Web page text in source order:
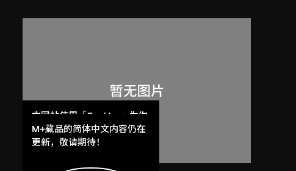
本网站使用「Cookies」为你
提供最好的网站体验。
了解更多
M+藏品的简体中文内容仍在
更新，敬请期待！